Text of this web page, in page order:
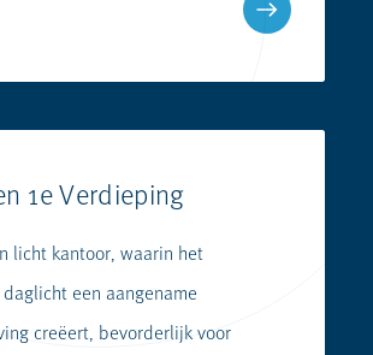
1e Verdieping
licht kantoor, waarin het
een aangename
creëert, bevorderlijk voor